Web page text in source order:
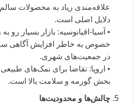
علاقه‌مندی زیاد به محصولات
دلایل اصلی است.
• آسیا-اقیانوسیه: بازار بسیار رو
خصوص به خاطر افزایش آگاهی
در جمعیت‌های شهری.
• اروپا: تقاضا برای نمک‌های طبیعی
بخش گورمه و سلامت بالا است.
چالش‌ها و محدودیت‌ها